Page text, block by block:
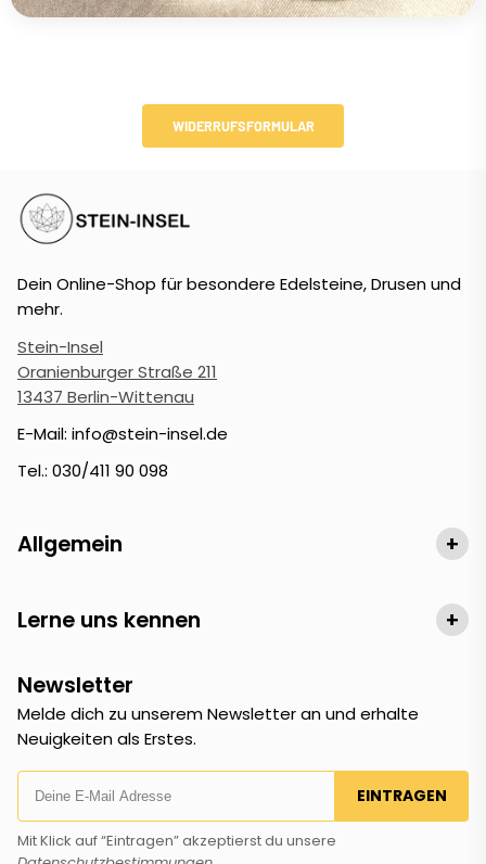
WIDERRUFSFORMULAR
Dein Online-Shop für besondere Edelsteine, Drusen und
mehr.
Stein-Insel
Oranienburger Straße 211
13437 Berlin-Wittenau
E-Mail: info@stein-insel.de
Tel.: 030/411 90 098
Allgemein +
Lerne uns kennen +
Newsletter
Melde dich zu unserem Newsletter an und erhalte
Neuigkeiten als Erstes.
EINTRAGEN
Mit Klick auf “Eintragen” akzeptierst du unsere